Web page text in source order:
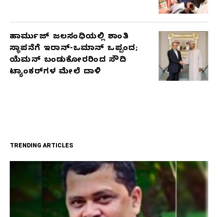
ಹಾರ್ಮುಜ್ ಜಲಸಂಧಿಯಲ್ಲಿ ಶಾಂತಿ
ಸ್ಥಾಪನೆಗೆ ಇರಾನ್-ಒಮಾನ್ ಒಪ್ಪಂದ;
ಯೆಮನ್ ಬಂಡುಕೋರರಿಂದ ಸೌದಿ
ಟ್ಯಾಂಕರ್‌ಗಳ ಮೇಲೆ ದಾಳಿ
TRENDING ARTICLES